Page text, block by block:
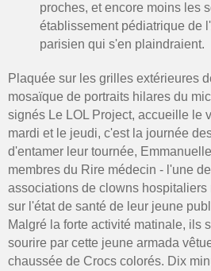
proches, et encore moins les
établissement pédiatrique de
parisien qui s'en plaindraient.
Plaquée sur les grilles extérieures
mosaïque de portraits hilares du
signés Le LOL Project, accueille le
mardi et le jeudi, c'est la journée
d'entamer leur tournée,
membres du Rire médecin - l'une
associations de clowns hospitaliers
sur l'état de santé de leur jeune
Malgré la forte activité matinale, ils
sourire par cette jeune armada
chaussée de Crocs colorés. Dix